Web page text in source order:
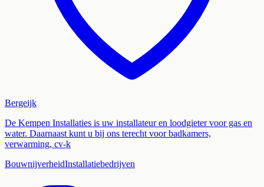
Bergeijk
De Kempen Installaties is uw installateur en loodgieter voor gas en
water. Daarnaast kunt u bij ons terecht voor badkamers,
verwarming, cv-k
BouwnijverheidInstallatiebedrijven